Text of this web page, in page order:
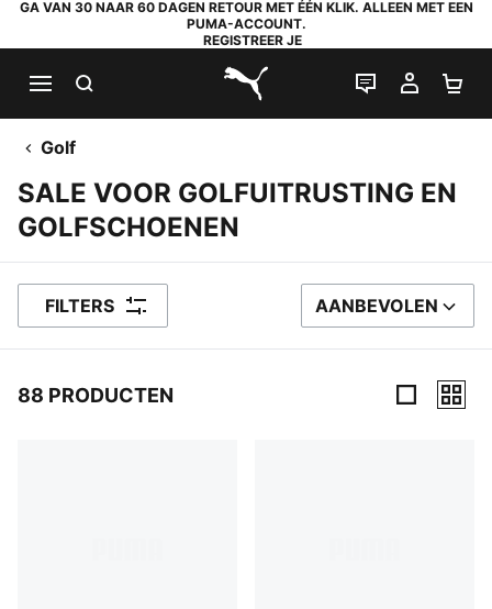
GA VAN 30 NAAR 60 DAGEN RETOUR MET ÉÉN KLIK. ALLEEN MET EEN
PUMA-ACCOUNT.
REGISTREER JE
PUMA.com
LIVE CHAT
MIJN
Golf
SALE VOOR GOLFUITRUSTING EN
GOLFSCHOENEN
FILTERS SORTEER OP
AANBEVOLEN
88 PRODUCTEN